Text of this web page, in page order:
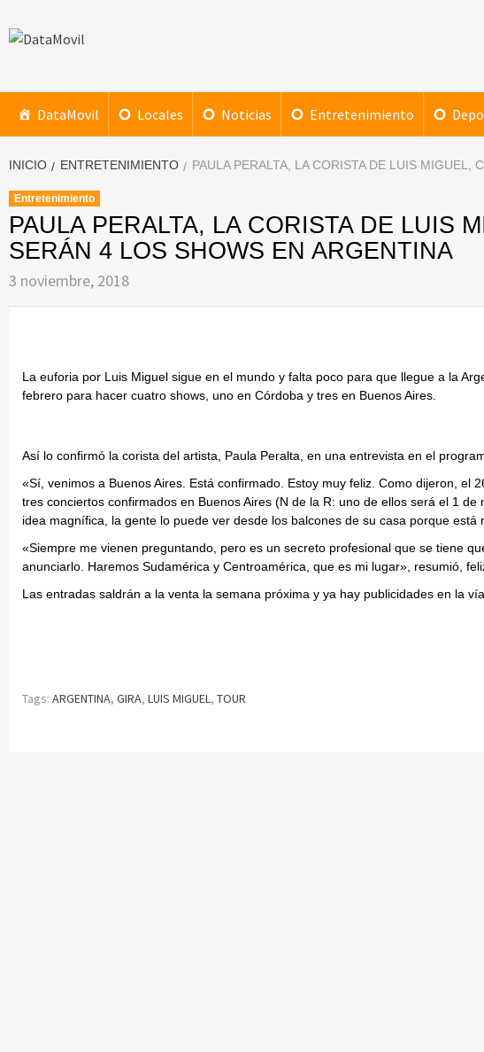
al
DataMovil
DataMovil Locales Noticias Entretenimiento
INICIO ENTRETENIMIENTO PAULA PERALTA, LA CORISTA DE LUIS MIGUEL,
Entretenimiento
PAULA PERALTA, LA CORISTA DE LUIS
SERÁN 4 LOS SHOWS EN ARGENTINA
3 noviembre, 2018
La euforia por Luis Miguel sigue en el mundo y falta poco para que llegue a la
febrero para hacer cuatro shows, uno en Córdoba y tres en Buenos Aires.
Así lo confirmó la corista del artista, Paula Peralta, en una entrevista en el
«Sí, venimos a Buenos Aires. Está confirmado. Estoy muy feliz. Como dijeron, el
tres conciertos confirmados en Buenos Aires (N de la R: uno de ellos será el 1
idea magnífica, la gente lo puede ver desde los balcones de su casa porque está
«Siempre me vienen preguntando, pero es un secreto profesional que se tiene
anunciarlo. Haremos Sudamérica y Centroamérica, que es mi lugar», resumió,
Las entradas saldrán a la venta la semana próxima y ya hay publicidades en la
Tags: ARGENTINA, GIRA, LUIS MIGUEL, TOUR